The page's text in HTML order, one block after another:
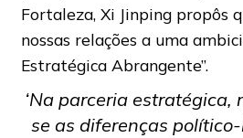
Fortaleza, Xi Jinping propôs
nossas relações a uma
Estratégica Abrangente”.
‘Na parceria estratégica,
se as diferenças